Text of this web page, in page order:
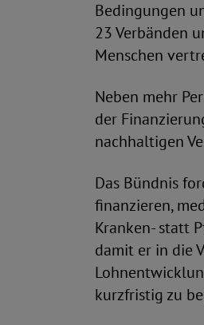
Bedingungen
23 Verbänden
Menschen
Neben mehr
der
nachhaltigen
Das Bündnis
finanzieren,
Kranken- statt
damit er in die
kurzfristig zu